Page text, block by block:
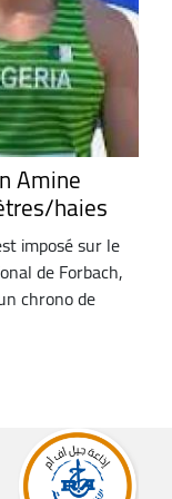
Amine
haies
imposé sur le
de Forbach,
chrono de